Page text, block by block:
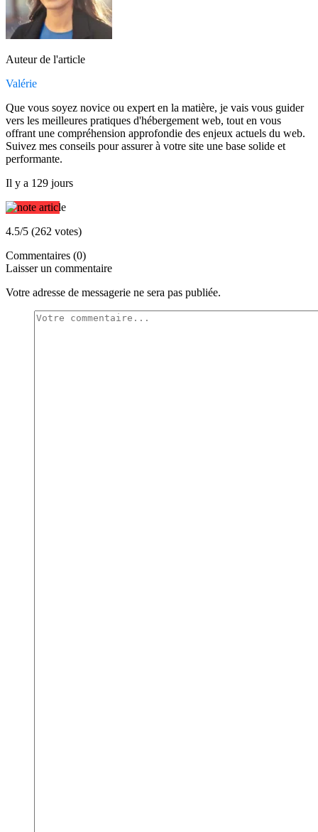
Auteur de l'article
Valérie
Que vous soyez novice ou expert en la matière, je vais vous guider
vers les meilleures pratiques d'hébergement web, tout en vous
offrant une compréhension approfondie des enjeux actuels du web.
Suivez mes conseils pour assurer à votre site une base solide et
performante.
Il y a 129 jours
4.5/5 (262 votes)
Commentaires (0)
Laisser un commentaire
Votre adresse de messagerie ne sera pas publiée.